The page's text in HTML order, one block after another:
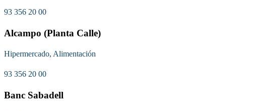
93 356 20 00
Alcampo (Planta Calle)
Hipermercado, Alimentación
93 356 20 00
Banc Sabadell